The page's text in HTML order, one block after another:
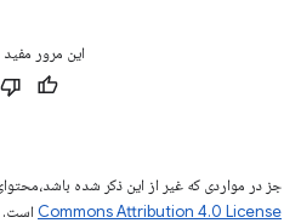
این مرور مفید
جز در مواردی که غیر از این ذکر شده
Commons Attribution 4.0 License است.